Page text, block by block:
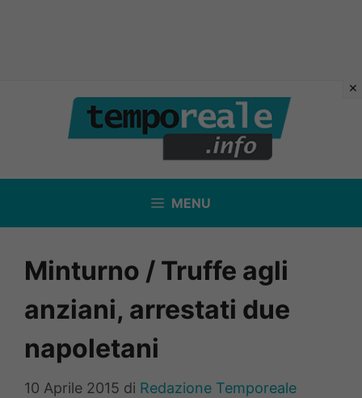
contenuto
MENU
Minturno / Truffe agli
anziani, arrestati due
napoletani
10 Aprile 2015 di Redazione Temporeale